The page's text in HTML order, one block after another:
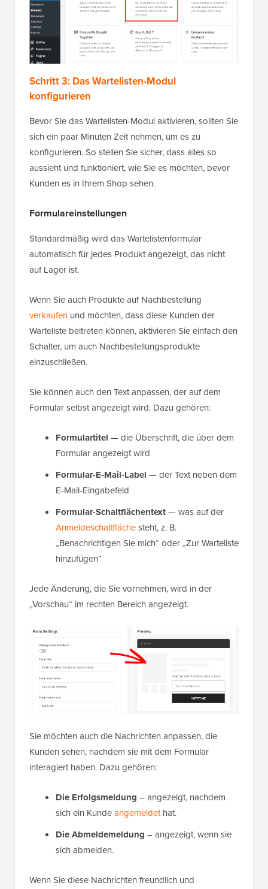
Schritt 3: Das Wartelisten-Modul
konfigurieren
Bevor Sie das Wartelisten-Modul aktivieren, sollten Sie
sich ein paar Minuten Zeit nehmen, um es zu
konfigurieren. So stellen Sie sicher, dass alles so
aussieht und funktioniert, wie Sie es möchten, bevor
Kunden es in Ihrem Shop sehen.
Formulareinstellungen
Standardmäßig wird das Wartelistenformular
automatisch für jedes Produkt angezeigt, das nicht
auf Lager ist.
Wenn Sie auch Produkte auf Nachbestellung
verkaufen und möchten, dass diese Kunden der
Warteliste beitreten können, aktivieren Sie einfach den
Schalter, um auch Nachbestellungsprodukte
einzuschließen.
Sie können auch den Text anpassen, der auf dem
Formular selbst angezeigt wird. Dazu gehören:
Formulartitel — die Überschrift, die über dem
Formular angezeigt wird
Formular-E-Mail-Label — der Text neben dem
E-Mail-Eingabefeld
Formular-Schaltflächentext— was auf der
Anmeldeschaltflächesteht, z. B.
„Benachrichtigen Sie mich“ oder „Zur Warteliste
hinzufügen“
Jede Änderung, die Sie vornehmen, wird in der
„Vorschau“ im rechten Bereich angezeigt.
Sie möchten auch die Nachrichten anpassen, die
Kunden sehen, nachdem sie mit dem Formular
interagiert haben. Dazu gehören:
Die Erfolgsmeldung – angezeigt, nachdem
sich ein Kundeangemeldethat.
Die Abmeldemeldung – angezeigt, wenn sie
sich abmelden.
Wenn Sie diese Nachrichten freundlich und